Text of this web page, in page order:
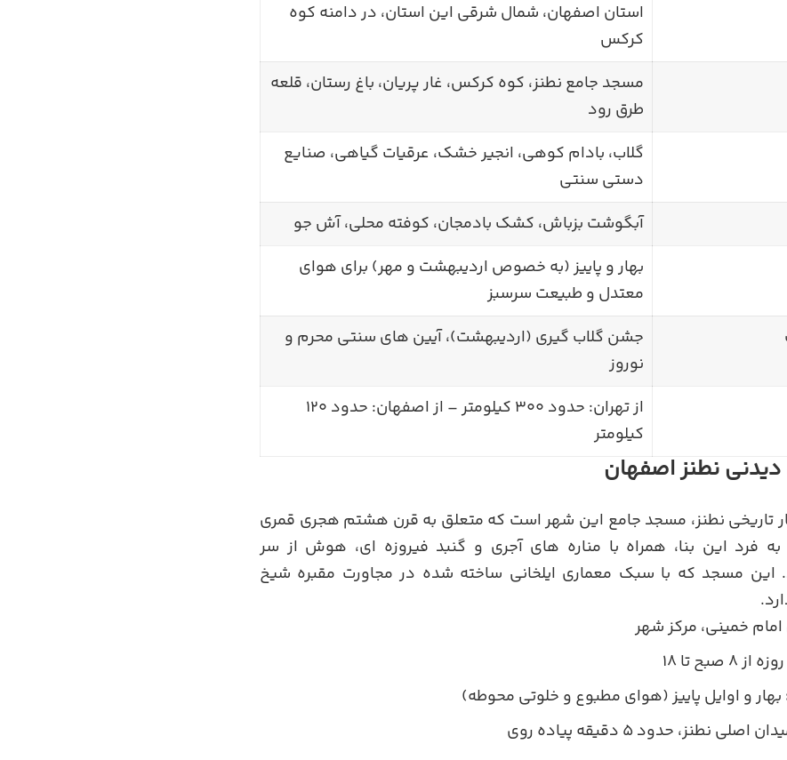
استان اصفهان، شمال شرقی این استان، در دامنه کوه
کرکس
مسجد جامع نطنز، کوه کرکس، غار پریان، باغ رستان، قلعه
طرق رود
گلاب، بادام کوهی، انجیر خشک، عرقیات گیاهی، صنایع
دستی سنتی
آبگوشت بزباش، کشک بادمجان، کوفته محلی، آش جو
بهار و پاییز (به خصوص اردیبهشت و مهر) برای هوای
معتدل و طبیعت سرسبز
جشن گلاب گیری (اردیبهشت)، آیین های سنتی محرم و
نوروز
از تهران: حدود ۳۰۰ کیلومتر – از اصفهان: حدود ۱۲۰
کیلومتر
نطنز اصفهان
تاریخی نطنز، مسجد جامع این شهر است که متعلق به قرن هشتم هجری قمری
فرد این بنا، همراه با مناره های آجری و گنبد فیروزه ای، هوش از سر
این مسجد که با سبک معماری ایلخانی ساخته شده در مجاورت مقبره شیخ
امام خمینی، مرکز شهر
۸ صبح تا ۱۸
بهار و اوایل پاییز (هوای مطبوع و خلوتی محوطه)
اصلی نطنز، حدود ۵ دقیقه پیاده روی